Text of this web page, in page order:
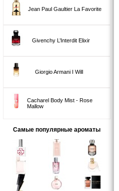
Jean Paul Gaultier La Favorite
Givenchy L’Interdit Elixir
Giorgio Armani I Will
Cacharel Body Mist - Rose
Mallow
Самые популярные ароматы